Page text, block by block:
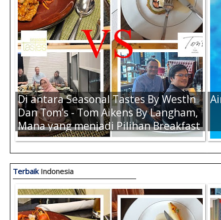
Di antara Seasonal Tastes By WestIn
Dan Tom’s - Tom Aikens By Langham,
Mana yang menjadi Pilihan Breakfast
Terbaik Kamu Saat di Jakarta ?
Terbaik Indonesia